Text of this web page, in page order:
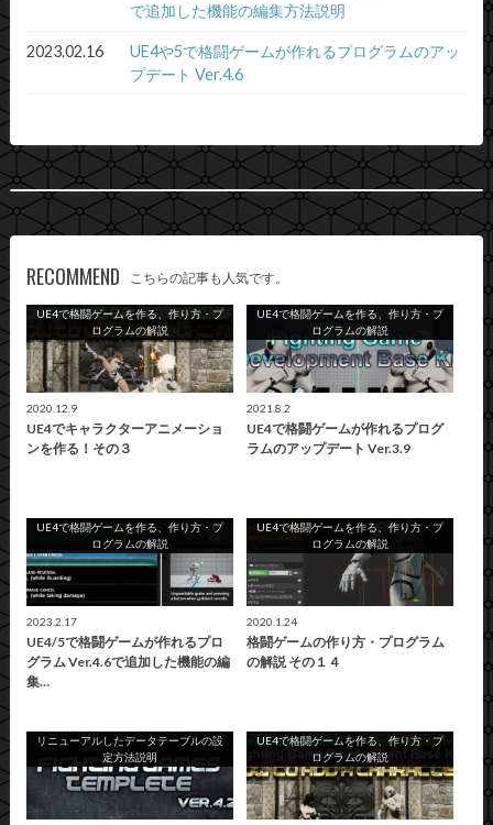
で追加した機能の編集方法説明
2023.02.16
UE4や5で格闘ゲームが作れるプログラムのアッ
プデート Ver.4.6
RECOMMEND こちらの記事も人気です。
UE4で格闘ゲームを作る、作り方・プ
ログラムの解説
2020.12.9
UE4でキャラクターアニメーショ
ンを作る！その３
UE4で格闘ゲームを作る、作り方・プ
ログラムの解説
2021.8.2
UE4で格闘ゲームが作れるプログ
ラムのアップデート Ver.3.9
UE4で格闘ゲームを作る、作り方・プ
ログラムの解説
2023.2.17
UE4/5で格闘ゲームが作れるプロ
グラム Ver.4.6で追加した機能の編
集…
UE4で格闘ゲームを作る、作り方・プ
ログラムの解説
2020.1.24
格闘ゲームの作り方・プログラム
の解説 その１４
リニューアルしたデータテーブルの設
定方法説明
UE4で格闘ゲームを作る、作り方・プ
ログラムの解説